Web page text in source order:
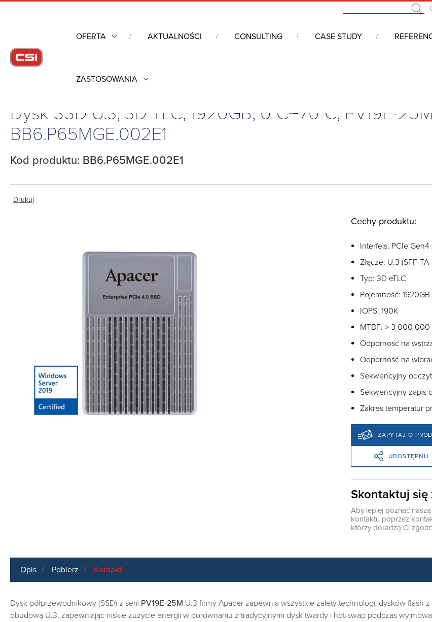
OFERTA AKTUALNOŚCI CONSULTING CASE STUDY
ZASTOSOWANIA
Industrial Flash /
Dysk SSD U.3, 3D TLC, 1920GB, 0°C~70°C, PV19E-
BB6.P65MGE.002E1
Kod produktu: BB6.P65MGE.002E1
Drukuj
Cechy produktu:
Interfejs: PCIe
Złącze: U.3 (SFF-TA-
Typ: 3D eTLC
Pojemność: 1920GB
IOPS: 190K
MTBF: > 3 000 000
Odporność na
Odporność na
Sekwencyjny
Sekwencyjny zapis
Zakres temperatur
ZAPYTAJ O
UDOSTĘPNIJ
Skontaktuj się
Aby lepiej poznać
kontaktu poprzez
którzy doradzą Ci
Opis Pobierz Kontakt
Dysk półprzewodnikowy (SSD) z serii PV19E-25M U.3 firmy Apacer zapewnia wszystkie zalety technologii dysków flash
obudową U.3, zapewniając niskie zużycie energii w porównaniu z tradycyjnymi dysk twardy i hot-swap podczas